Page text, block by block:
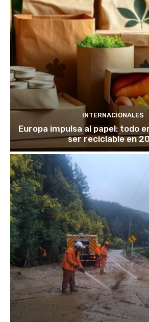
INTERNACIONALES
Europa impulsa al papel: todo
ser reciclable en